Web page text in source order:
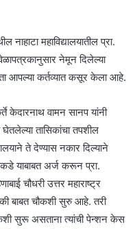
महाविद्यालयातील प्रा.
वेळापत्रकानुसार नेमून दिलेल्या
आपल्या कर्तव्यात कसूर केला आहे.
केदारनाथ वामन सानप यांनी
तासिकांचा तपशील
ते देण्यास नकार दिल्याने
याबाबत अर्ज करून प्रा.
चौधरी उत्तर महाराष्ट्र
बाबत चौकशी सुरु आहे. तरी
चौकशी सुरू असताना त्यांची पेन्शन केस